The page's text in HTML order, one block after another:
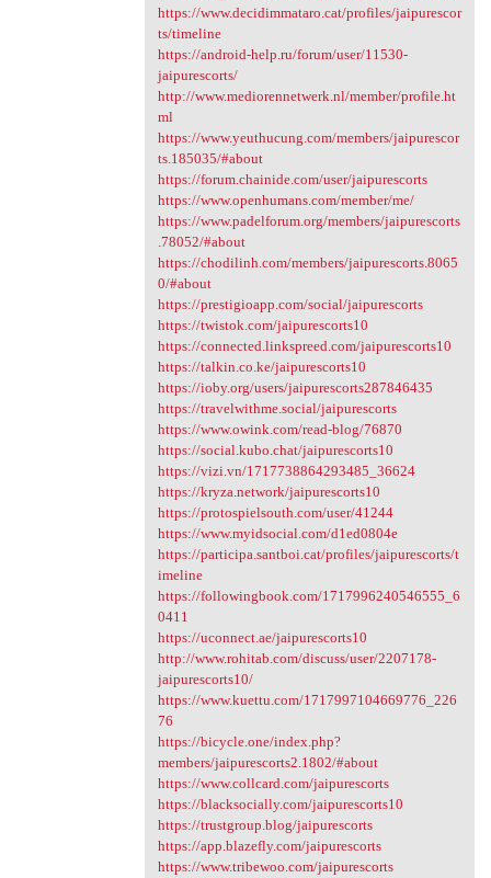
https://www.decidimmataro.cat/profiles/jaipurescor
ts/timeline
https://android-help.ru/forum/user/11530-
jaipurescorts/
http://www.mediorennetwerk.nl/member/profile.ht
ml
https://www.yeuthucung.com/members/jaipurescor
ts.185035/#about
https://forum.chainide.com/user/jaipurescorts
https://www.openhumans.com/member/me/
https://www.padelforum.org/members/jaipurescorts
.78052/#about
https://chodilinh.com/members/jaipurescorts.8065
0/#about
https://prestigioapp.com/social/jaipurescorts
https://twistok.com/jaipurescorts10
https://connected.linkspreed.com/jaipurescorts10
https://talkin.co.ke/jaipurescorts10
https://ioby.org/users/jaipurescorts287846435
https://travelwithme.social/jaipurescorts
https://www.owink.com/read-blog/76870
https://social.kubo.chat/jaipurescorts10
https://vizi.vn/1717738864293485_36624
https://kryza.network/jaipurescorts10
https://protospielsouth.com/user/41244
https://www.myidsocial.com/d1ed0804e
https://participa.santboi.cat/profiles/jaipurescorts/t
imeline
https://followingbook.com/1717996240546555_6
0411
https://uconnect.ae/jaipurescorts10
http://www.rohitab.com/discuss/user/2207178-
jaipurescorts10/
https://www.kuettu.com/1717997104669776_226
76
https://bicycle.one/index.php?
members/jaipurescorts2.1802/#about
https://www.collcard.com/jaipurescorts
https://blacksocially.com/jaipurescorts10
https://trustgroup.blog/jaipurescorts
https://app.blazefly.com/jaipurescorts
https://www.tribewoo.com/jaipurescorts